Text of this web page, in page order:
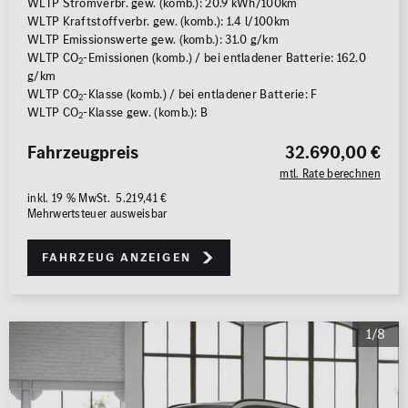
Leistung (PS)
50
0 € 500.000 €
MwSt. ausweisbar
Gebrauchter Mercedes-Benz GLA in Neuwagen-
Qualität
24-monatige Junge Sterne Garantie
» GLA Neuwagen bestellen
Individualisierung Ihres Neuwagens? Natürlich bieten
wir Ihnen auch die Möglichkeit Ihren zukünftigen
aus einer Vielzahl an Ausstattungsvarianten und
erleben Sie das unvergleichliche Gefühl der
Übergabe Ihres
WLTP Kraftstoffverbr. gew. (komb.): 1.4 l/100km
WLTP Emissionswerte gew. (komb.): 31.0 g/km
WLTP CO2-Emissionen (komb.) / bei entladener Batterie: 162.0
g/km
WLTP CO2-Klasse (komb.) / bei entladener Batterie: F
WLTP CO2-Klasse gew. (komb.): B
32.690,00 €
mtl. Rate berechnen
Fahrzeugpreis
inkl. 19 % MwSt. 5.219,41 €
Mehrwertsteuer ausweisbar
Fahrzeug anzeigen
1/8